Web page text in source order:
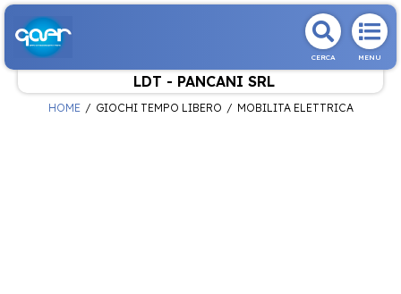
CERCA MENU
LDT - PANCANI SRL
HOME GIOCHI TEMPO LIBERO MOBILITA ELETTRICA